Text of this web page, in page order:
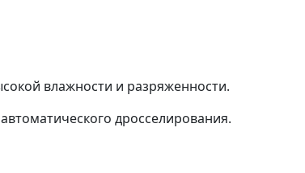
влажности и разряженности.
дросселирования.